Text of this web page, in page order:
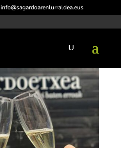
info@sagardoarenlurraldea.eus